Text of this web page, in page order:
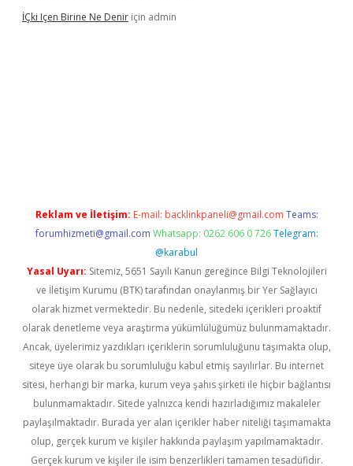
İÇki Içen Birine Ne Denir için admin
Reklam ve İletişim: E-mail: backlinkpaneli@gmail.com Teams:
forumhizmeti@gmail.com Whatsapp: 0262 606 0 726 Telegram:
@karabul
Yasal Uyarı: Sitemiz, 5651 Sayılı Kanun gereğince Bilgi Teknolojileri
ve İletişim Kurumu (BTK) tarafından onaylanmış bir Yer Sağlayıcı
olarak hizmet vermektedir. Bu nedenle, sitedeki içerikleri proaktif
olarak denetleme veya araştırma yükümlülüğümüz bulunmamaktadır.
Ancak, üyelerimiz yazdıkları içeriklerin sorumluluğunu taşımakta olup,
siteye üye olarak bu sorumluluğu kabul etmiş sayılırlar. Bu internet
sitesi, herhangi bir marka, kurum veya şahıs şirketi ile hiçbir bağlantısı
bulunmamaktadır. Sitede yalnızca kendi hazırladığımız makaleler
paylaşılmaktadır. Burada yer alan içerikler haber niteliği taşımamakta
olup, gerçek kurum ve kişiler hakkında paylaşım yapılmamaktadır.
Gerçek kurum ve kişiler ile isim benzerlikleri tamamen tesadüfidir.